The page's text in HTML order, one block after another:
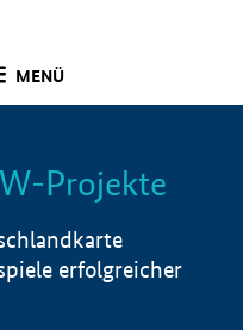
MENÜ
Info
Projekte
erfolgreicher